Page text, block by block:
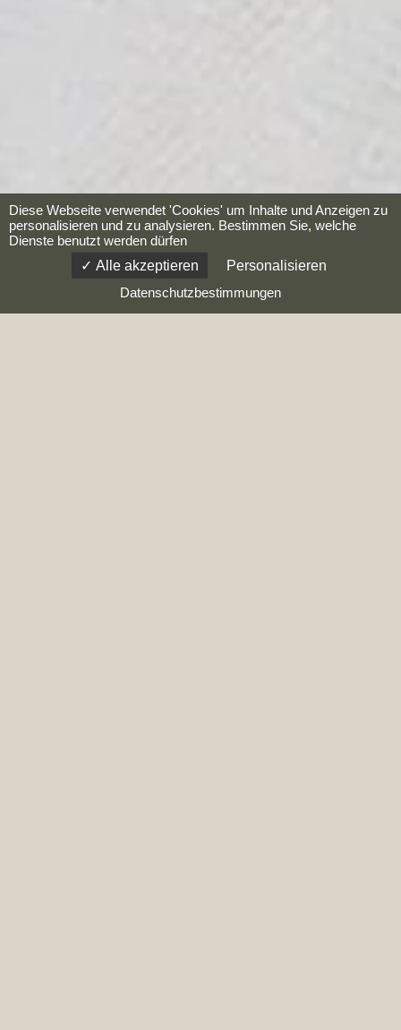
Diese Webseite verwendet 'Cookies' um Inhalte und Anzeigen zu
personalisieren und zu analysieren. Bestimmen Sie, welche
Dienste benutzt werden dürfen
Alle akzeptieren
Personalisieren
Datenschutzbestimmungen